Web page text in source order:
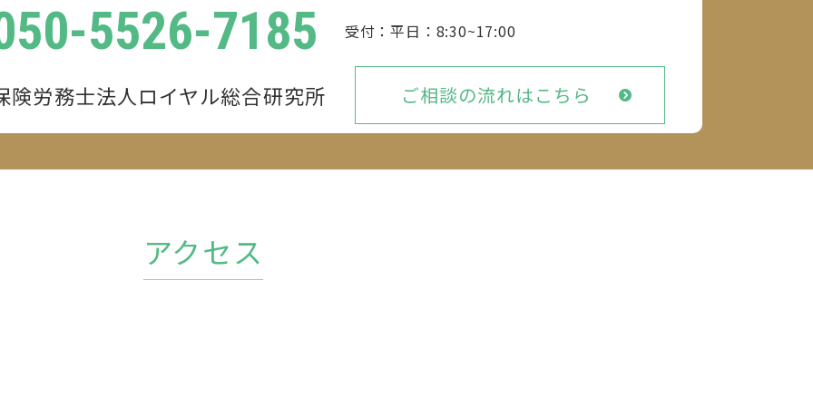
5526-7185 平日：8:30~17:00
険労務士法人ロイヤル総合研究所 ご相談の流れはこちら
アクセス